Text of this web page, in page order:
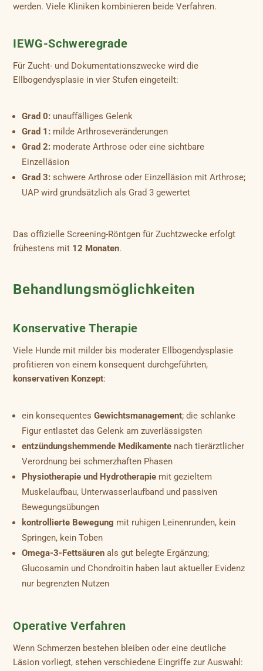
werden. Viele Kliniken kombinieren beide Verfahren.
IEWG-Schweregrade
Für Zucht- und Dokumentationszwecke wird die
Ellbogendysplasie in vier Stufen eingeteilt:
Grad 0: unauffälliges Gelenk
Grad 1: milde Arthroseveränderungen
Grad 2: moderate Arthrose oder eine sichtbare
Einzelläsion
Grad 3: schwere Arthrose oder Einzelläsion mit Arthrose;
UAP wird grundsätzlich als Grad 3 gewertet
Das offizielle Screening-Röntgen für Zuchtzwecke erfolgt
frühestens mit 12 Monaten.
Behandlungsmöglichkeiten
Konservative Therapie
Viele Hunde mit milder bis moderater Ellbogendysplasie
profitieren von einem konsequent durchgeführten,
konservativen Konzept:
ein konsequentesGewichtsmanagement; die schlanke
Figur entlastet das Gelenk am zuverlässigsten
entzündungshemmende Medikamente nach tierärztlicher
Verordnung bei schmerzhaften Phasen
Physiotherapie und Hydrotherapie mit gezieltem
Muskelaufbau, Unterwasserlaufband und passiven
Bewegungsübungen
kontrollierte Bewegung mit ruhigen Leinenrunden, kein
Springen, kein Toben
Omega-3-Fettsäuren als gut belegte Ergänzung;
Glucosamin und Chondroitin haben laut aktueller Evidenz
nur begrenzten Nutzen
Operative Verfahren
Wenn Schmerzen bestehen bleiben oder eine deutliche
Läsion vorliegt, stehen verschiedene Eingriffe zur Auswahl: